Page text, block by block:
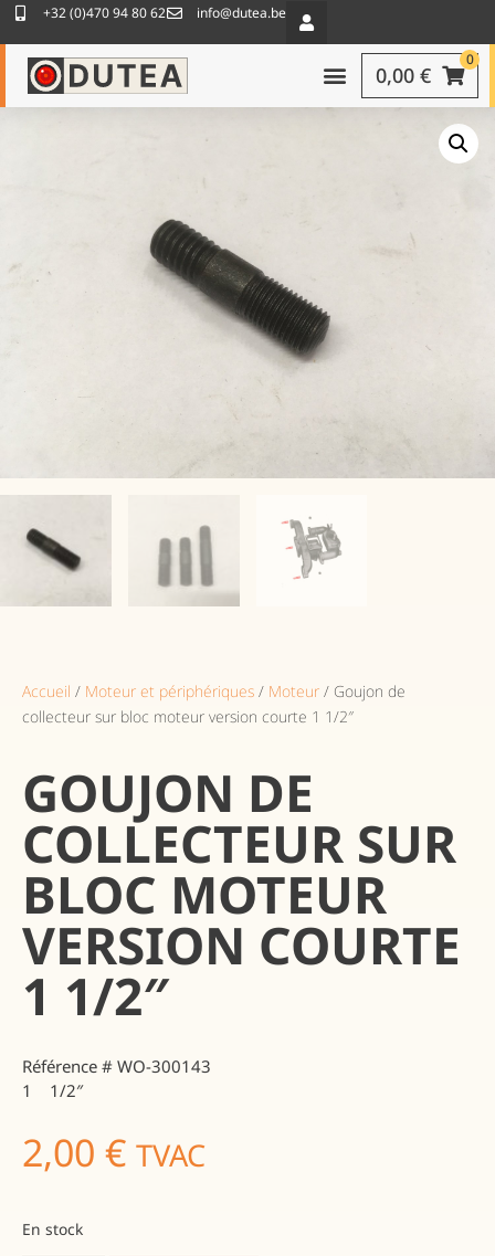
+32 (0)470 94 80 62 info@dutea.be
0
0,00 €
Accueil / Moteur et périphériques / Moteur / Goujon de
collecteur sur bloc moteur version courte 1 1/2″
GOUJON DE
COLLECTEUR SUR
BLOC MOTEUR
VERSION COURTE
1 1/2″
Référence # WO-300143
1 1/2″
2,00 € TVAC
En stock